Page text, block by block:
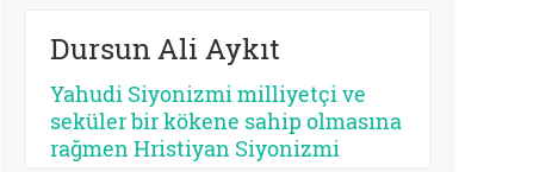
ayak sürürler. Günümüz için de
bunu düşünmek mümkündür:
Beklediklerini iddia ettikleri
kurtarıcı gelse onu da
tanımayacaklardır.
Dursun Ali Aykıt
Yahudi Siyonizmi milliyetçi ve
seküler bir kökene sahip olmasına
rağmen Hristiyan Siyonizmi